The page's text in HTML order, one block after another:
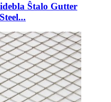
Ŝtalo Gutter